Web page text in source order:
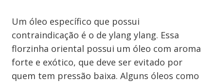
Um óleo específico que possui
contraindicação é o de ylang ylang. Essa
florzinha oriental possui um óleo com aroma
forte e exótico, que deve ser evitado por
quem tem pressão baixa. Alguns óleos como